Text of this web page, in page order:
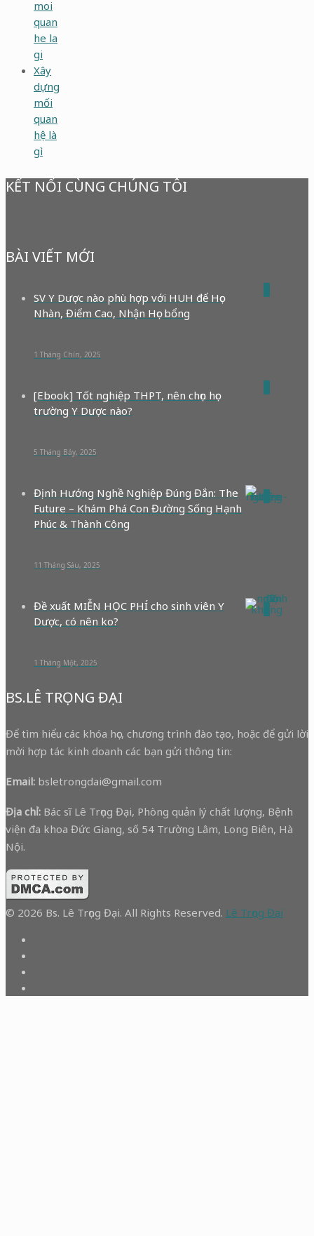
moi
quan
he la
gi
Xây
dựng
mối
quan
hệ là
gì
KẾT NỐI CÙNG CHÚNG TÔI
BÀI VIẾT MỚI
SV Y Dược nào phù hợp với HUH để Học
Nhàn, Điểm Cao, Nhận Học bổng
1 Tháng Chín, 2025
[Ebook] Tốt nghiệp THPT, nên chọn học
trường Y Dược nào?
5 Tháng Bảy, 2025
0
Định Hướng Nghề Nghiệp Đúng Đắn: The
Future – Khám Phá Con Đường Sống Hạnh
Phúc & Thành Công
11 Tháng Sáu, 2025
Đề xuất MIỄN HỌC PHÍ cho sinh viên Y
Dược, có nên ko?
1 Tháng Một, 2025
BS.LÊ TRỌNG ĐẠI
Để tìm hiểu các khóa học, chương trình đào tạo, hoặc để gửi lời
mời hợp tác kinh doanh các bạn gửi thông tin:
Email: bsletrongdai@gmail.com
Địa chỉ: Bác sĩ Lê Trọng Đại, Phòng quản lý chất lượng, Bệnh
viện đa khoa Đức Giang, số 54 Trường Lâm, Long Biên, Hà
Nội.
© 2026 Bs. Lê Trọng Đại. All Rights Reserved. Lê Trọng Đại